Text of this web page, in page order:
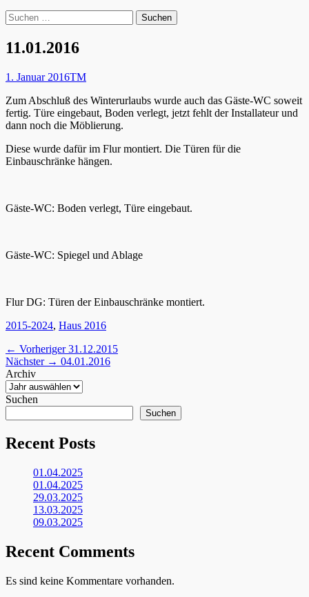
Suchen
Suche
nach:
11.01.2016
Posted
1. Januar 2016Autor
TM
Zum Abschluß des Winterurlaubs wurde auch das Gäste-WC soweit
fertig. Türe eingebaut, Boden verlegt, jetzt fehlt der Installateur und
dann noch die Möblierung.
Diese wurde dafür im Flur montiert. Die Türen für die
Einbauschränke hängen.
Gäste-WC: Boden verlegt, Türe eingebaut.
Gäste-WC: Spiegel und Ablage
Flur DG: Türen der Einbauschränke montiert.
Kategorien
2015-2024, Haus 2016
Beitragsnavigation
← Vorheriger Vorheriger
Beitrag:
31.12.2015
Nächster → Nächster
04.01.2016
Archiv
Suchen
Suchen
Recent Posts
01.04.2025
01.04.2025
29.03.2025
13.03.2025
09.03.2025
Recent Comments
Es sind keine Kommentare vorhanden.